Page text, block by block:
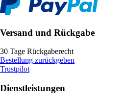
Versand und Rückgabe
30 Tage Rückgaberecht
Bestellung zurückgeben
Trustpilot
Dienstleistungen